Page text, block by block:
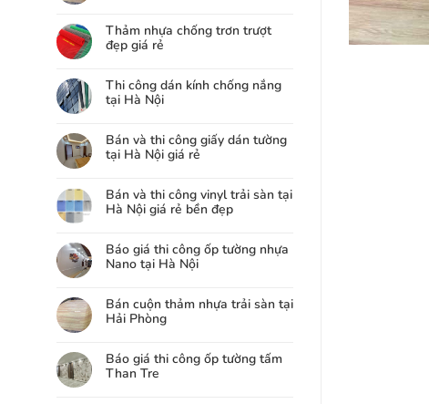
Thảm nhựa chống trơn trượt
đẹp giá rẻ
Thi công dán kính chống nắng
tại Hà Nội
Bán và thi công giấy dán tường
tại Hà Nội giá rẻ
Bán và thi công vinyl trải sàn tại
Hà Nội giá rẻ bền đẹp
Báo giá thi công ốp tường nhựa
Nano tại Hà Nội
Bán cuộn thảm nhựa trải sàn tại
Hải Phòng
Báo giá thi công ốp tường tấm
Than Tre